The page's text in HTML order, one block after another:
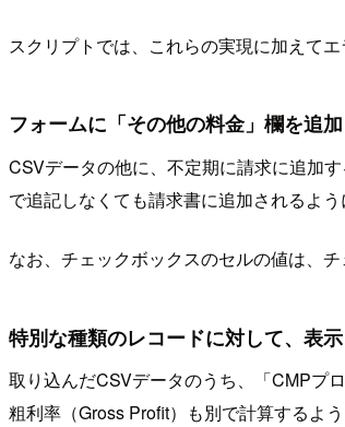
スクリプトでは、これらの実現に加えて
フォームに「その他の料金」欄を追加
CSVデータの他に、不定期に請求に追加
で追記しなくても請求書に追加されるよう
なお、チェックボックスのセルの値は、
特別な種類のレコードに対して、表
取り込んだCSVデータのうち、「CMPプ
粗利率（Gross Profit）も別で計算するよ